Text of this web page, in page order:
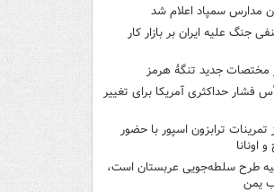
مدارس سمپاد اعلام شد
جنگ علیه ایران بر بازار کار
مختصات جدید تنگۀ هرمز
فشار حداکثری آمریکا برای تغییر
تمرینات ترابزون اسپور با حضور
اونانا
طرح سلطه‌جویی عربستان است،
یمن